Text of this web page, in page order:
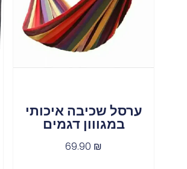
ערסל שכיבה איכותי
במגווון דגמים
69.90 ₪